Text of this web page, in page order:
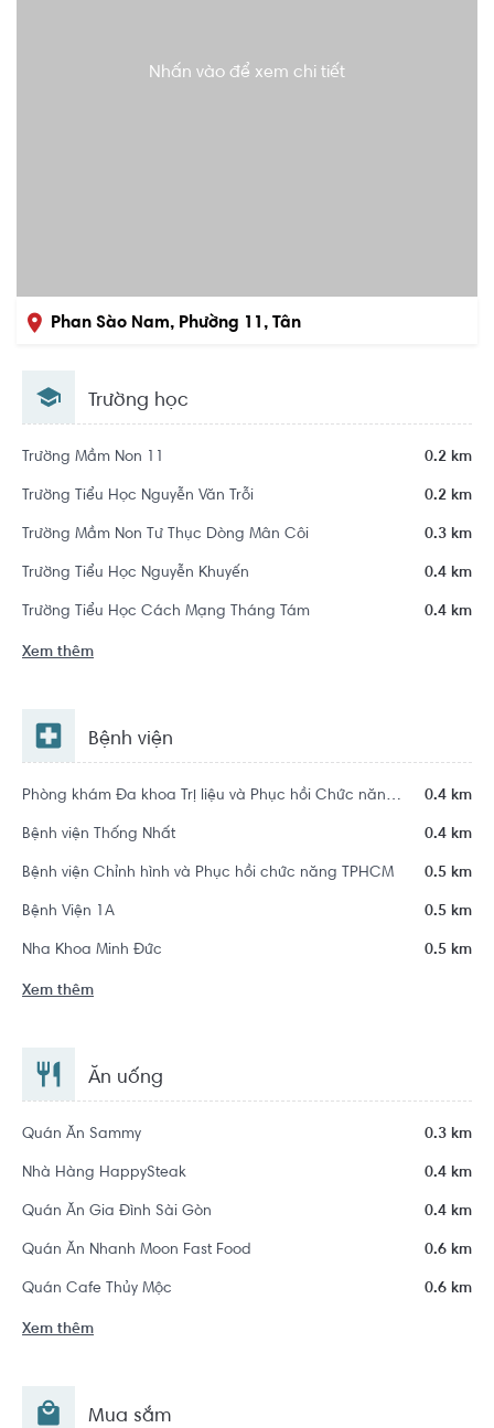
Nhấn vào để xem chi tiết
Phan Sào Nam, Phường 11, Tân
Trường học
Trường Mầm Non 11 0.2 km
Trường Tiểu Học Nguyễn Văn Trỗi 0.2 km
Trường Mầm Non Tư Thục Dòng Mân Côi 0.3 km
Trường Tiểu Học Nguyễn Khuyến 0.4 km
Trường Tiểu Học Cách Mạng Tháng Tám 0.4 km
Xem thêm
Bệnh viện
Phòng khám Đa khoa Trị liệu và Phục hồi Chức năng An Nhiên 0.4 km
Bệnh viện Thống Nhất 0.4 km
Bệnh viện Chỉnh hình và Phục hồi chức năng TPHCM 0.5 km
Bệnh Viện 1A 0.5 km
Nha Khoa Minh Đức 0.5 km
Xem thêm
Ăn uống
Quán Ăn Sammy 0.3 km
Nhà Hàng HappySteak 0.4 km
Quán Ăn Gia Đình Sài Gòn 0.4 km
Quán Ăn Nhanh Moon Fast Food 0.6 km
Quán Cafe Thủy Mộc 0.6 km
Xem thêm
Mua sắm